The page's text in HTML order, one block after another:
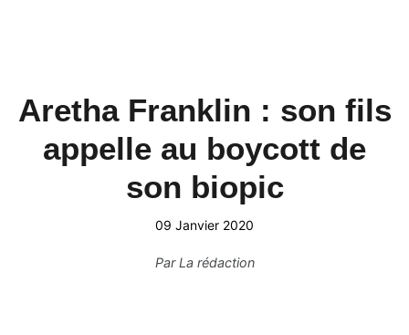
Aretha Franklin : son fils
appelle au boycott de
son biopic
09 Janvier 2020
ParLa rédaction